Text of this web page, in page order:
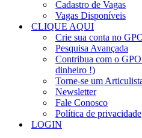
Cadastro de Vagas
Vagas Disponíveis
CLIQUE AQUI
Crie sua conta no
Pesquisa Avançada
Contribua com o
dinheiro !)
Torne-se um
Newsletter
Fale Conosco
Política de privacidade
LOGIN